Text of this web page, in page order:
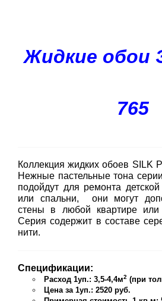
Жидкие обои
765
Коллекция жидких обоев SILK
Нежные пастельные тона
подойдут для ремонта
или спальни, они могут
стены в любой квартире или
Серия содержит в составе
нити.
Спецификации:
Расход 1уп.: 3,5-4,4м2 (при
Цена за 1уп.: 2520 руб.